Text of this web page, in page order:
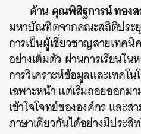
ด้านคุณพิสิฐการน์ ทอง
มหาบัณฑิตจากคณะสถิติประยุ
การเป็นผู้เชี่ยวชาญสายเทค
อย่างเต็มตัว ผ่านการเรียนใ
การวิเคราะห์ข้อมูลและเทคโ
เฉพาะหน้า แต่เริ่มถอยออกม
เข้าใจโจทย์ขององค์กร และ
ภาษาเดียวกันได้อย่างมีประสิ